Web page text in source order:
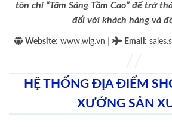
tôn chỉ “Tâm Sáng Tầm Cao” để trở
đối với khách hàng và
Website: www.wig.vn Email :
HỆ THỐNG ĐỊA ĐIỂM
XƯỞNG SẢN